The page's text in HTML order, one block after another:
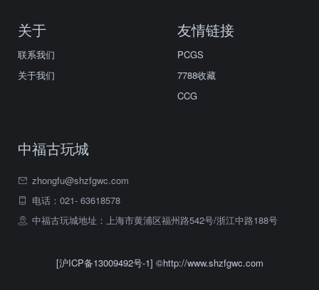
关于
联系我们
关于我们
友情链接
PCGS
7788收藏
CCG
中福古玩城
zhongfu@shzfgwc.com
电话：021- 63618578
中福古玩城地址：上海市黄浦区福州路542号/浙江中路188号
[沪ICP备13009492号-1] ©http://www.shzfgwc.com